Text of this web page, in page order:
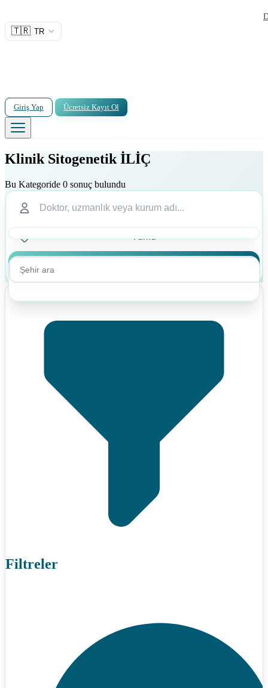
🇹🇷 TR
Giriş Yap Ücretsiz Kayıt Ol
Klinik Sitogenetik İLİÇ
Bu Kategoride 0 sonuç bulundu
Filtreler